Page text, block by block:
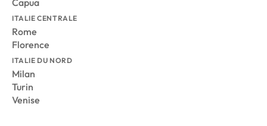
Capua
ITALIE CENTRALE
Rome
Florence
ITALIE DU NORD
Milan
Turin
Venise